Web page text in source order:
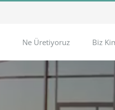
Ne Üretiyoruz Biz